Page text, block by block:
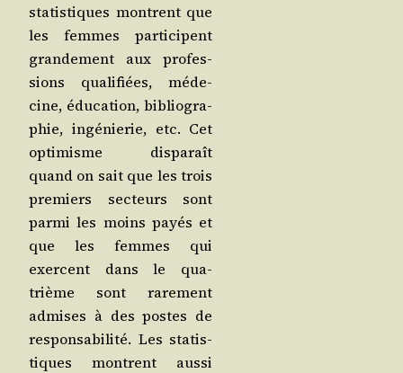
sta­tis­tiques montrent que
les femmes par­ti­cipent
gran­de­ment aux pro­fes­
sions qua­li­fiées, méde­
cine, édu­ca­tion, biblio­gra­
phie, ingé­nie­rie, etc. Cet
opti­misme dis­pa­raît
quand on sait que les trois
pre­miers sec­teurs sont
par­mi les moins payés et
que les femmes qui
exercent dans le qua­
trième sont rare­ment
admises à des postes de
res­pon­sa­bi­li­té. Les sta­tis­
tiques montrent aus­si